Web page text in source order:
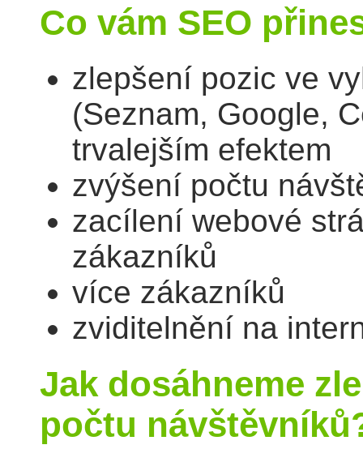
Co vám SEO
zlepšení pozic ve
(Seznam, Google,
trvalejším efektem
zvýšení počtu
zacílení webové
zákazníků
více zákazníků
zviditelnění na
Jak dosáhneme
počtu